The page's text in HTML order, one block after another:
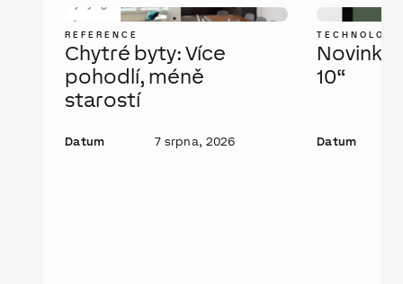
REFERENCE
Chytré byty: Více
pohodlí, méně
starostí
Datum 7 srpna, 2026
Novinka:
10“
Datum